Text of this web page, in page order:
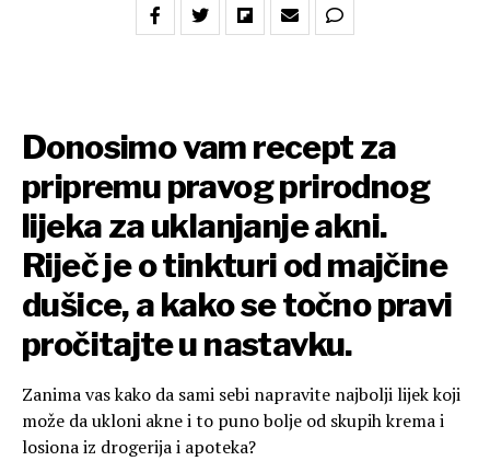
Donosimo vam recept za
pripremu pravog prirodnog
lijeka za uklanjanje akni.
Riječ je o tinkturi od majčine
dušice, a kako se točno pravi
pročitajte u nastavku.
Zanima vas kako da sami sebi napravite najbolji lijek koji
može da ukloni akne i to puno bolje od skupih krema i
losiona iz drogerija i apoteka?